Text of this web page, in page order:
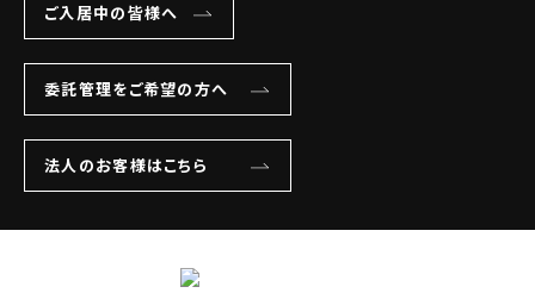
ご入居中の皆様へ
委託管理をご希望の方へ
法人のお客様はこちら